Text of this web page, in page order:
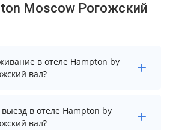
Moscow Рогожский
в отеле Hampton by
вал?
в отеле Hampton by Hilton
начинается от 6525 рублей.
выезд в отеле Hampton by
вал?